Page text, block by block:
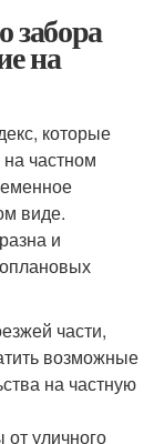
забора
на
которые
частном
виде.
и
части,
возможные
на частную
от уличного